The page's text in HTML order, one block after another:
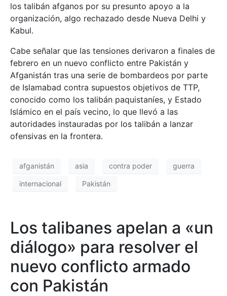
los talibán afganos por su presunto apoyo a la
organización, algo rechazado desde Nueva Delhi y
Kabul.
Cabe señalar que las tensiones derivaron a finales de
febrero en un nuevo conflicto entre Pakistán y
Afganistán tras una serie de bombardeos por parte
de Islamabad contra supuestos objetivos de TTP,
conocido como los talibán paquistaníes, y Estado
Islámico en el país vecino, lo que llevó a las
autoridades instauradas por los talibán a lanzar
ofensivas en la frontera.
afganistán asia contra poder guerra
internacional Pakistán
Los talibanes apelan a «un
diálogo» para resolver el
nuevo conflicto armado
con Pakistán